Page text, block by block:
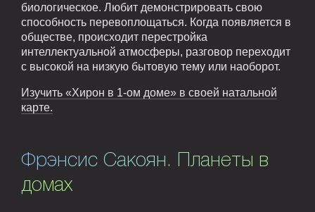
биологическое. Любит демонстрировать свою
способность перевоплощаться. Когда появляется в
обществе, происходит перестройка
интеллектуальной атмосферы, разговор переходит
с высокой на низкую бытовую тему или наоборот.
Изучить «Хирон в 1-ом доме» в своей натальной
карте.
Фрэнсис Сакоян. Планеты в
домах